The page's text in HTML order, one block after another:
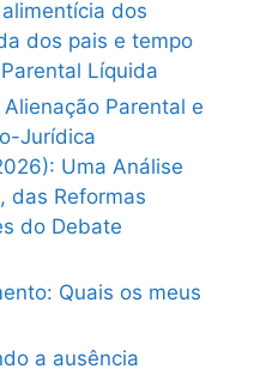
dos
dos pais e tempo
Líquida
Parental e
Jurídica
Uma Análise
das Reformas
do Debate
Quais os meus
a ausência